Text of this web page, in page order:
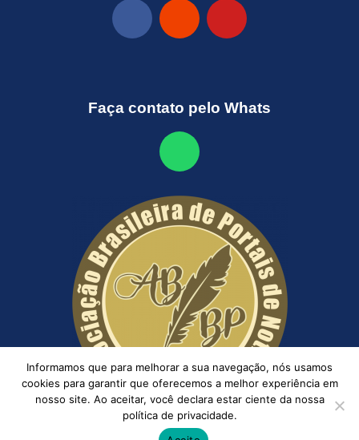
Faça contato pelo Whats
Informamos que para melhorar a sua navegação, nós usamos
cookies para garantir que oferecemos a melhor experiência em
nosso site. Ao aceitar, você declara estar ciente da nossa
política de privacidade.